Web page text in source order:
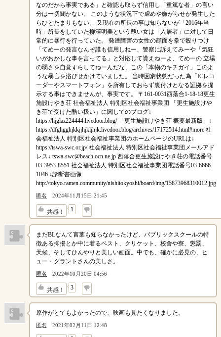
なのだから事実である」と確認も取らず信用し「重篤な者」の言い
分は一切聞かない。 このような状況下で虐めや嫌がらせが発生した
らひとたまりもない。 又現在の所長の事は知らないが「2016年当
時」所長をしていた柳澤明美という醜い女は「入居者」に対して日
常的に暴行を行っていた。 発達障害の女性の顔面を拳で殴りつけ
「てめーの発言なんぞ誰も信用しねー、警察に訴えてみーや「気狂
いがおかしな事を言ってる」と対応して貰えねーよ、てめーの 立場
の弱さを自覚すらしてねーんだな、この「本物のキチガイ」このよ
うな暴言を浴びせかけていました。 当時困窮状態だった為「ICレコ
ーダーやスマートフォン」を所有しておらず裏付けとなる証拠を提
示する事はできませんが、事実です。 〒161-0031西落合1-18-18更生
施設けやき荘 社会福祉法人 特別区社会福祉事業団 「更生施設けや
き荘で受けた酷い扱い」に関してのブログ↓
https://hjglaz224444.livedoor.blog/ 「更生施設けやき荘 概要最新版」↓
https://dfghgghjkkjjhjkljhjk.livedoor.blog/archives/17172514.html#more 社
会福祉法人 特別区社会福祉事業団のホームページのURLは↓
https://tswa-swc.or.jp/ 社会福祉法人 特別区社会福祉事業団メールアド
レス↓ tswa-swc@beach.ocn.ne.jp 西落合更生施設けやき荘の電話番号
03-3953-8551 社会福祉法人 特別区社会福祉事業団電話番号03-6666-
1046 ↓診断書画像
http://tokyo.ramen.community/nishitokyoshi/board/img/15873968310012.jpg
匿名 2024年11月15日 21:45
共感！ 1
↓
まだBLなんて言葉も知らなかったけど、パブリックスクールの特
徴ある抑揚とか中に着るベスト、クリケット、校舎や寮、懲罰、
天候、そしてひんやりと美しい画面。中でも、確かに必見の、ヒ
ュー・グラントさんの美しさ。
匿名 2022年10月20日 04:56
共感！ 3
↓
原作がとてもよかったので、映画も見たくなりました。
匿名 2021年02月11日 12:48